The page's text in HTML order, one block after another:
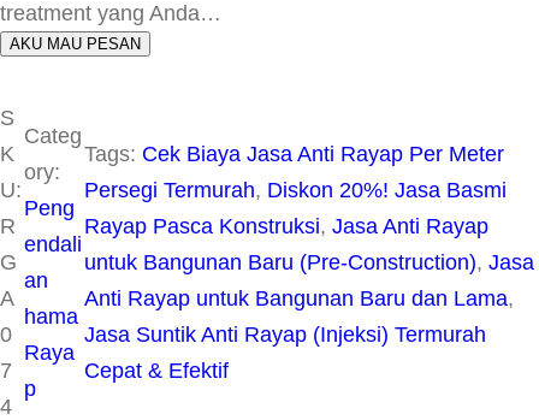
treatment yang Anda…
AKU MAU PESAN
S
K
U:
R
G
A
0
7
4
Categ
ory:
Peng
endali
an
hama
Raya
p
Tags: Cek Biaya Jasa Anti Rayap Per Meter
Persegi Termurah, Diskon 20%! Jasa Basmi
Rayap Pasca Konstruksi, Jasa Anti Rayap
untuk Bangunan Baru (Pre-Construction), Jasa
Anti Rayap untuk Bangunan Baru dan Lama,
Jasa Suntik Anti Rayap (Injeksi) Termurah
Cepat & Efektif